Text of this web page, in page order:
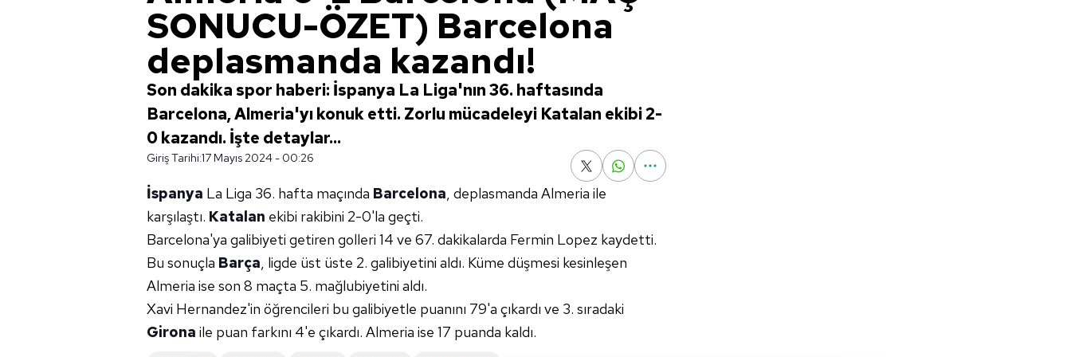
SONUCU-ÖZET) Barcelona
deplasmanda kazandı!
Son dakika spor haberi: İspanya La Liga'nın 36. haftasında
Barcelona, Almeria'yı konuk etti. Zorlu mücadeleyi Katalan ekibi 2-
0 kazandı. İşte detaylar...
Giriş Tarihi:17 Mayıs 2024 - 00:26
İspanya La Liga 36. hafta maçında Barcelona, deplasmanda Almeria ile
karşılaştı. Katalan ekibi rakibini 2-0'la geçti.
Barcelona'ya galibiyeti getiren golleri 14 ve 67. dakikalarda Fermin Lopez kaydetti.
Bu sonuçla Barça, ligde üst üste 2. galibiyetini aldı. Küme düşmesi kesinleşen
Almeria ise son 8 maçta 5. mağlubiyetini aldı.
Xavi Hernandez'in öğrencileri bu galibiyetle puanını 79'a çıkardı ve 3. sıradaki
Girona ile puan farkını 4'e çıkardı. Almeria ise 17 puanda kaldı.